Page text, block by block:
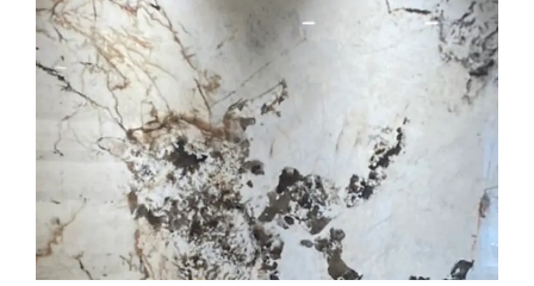
電視牆面
工程實績